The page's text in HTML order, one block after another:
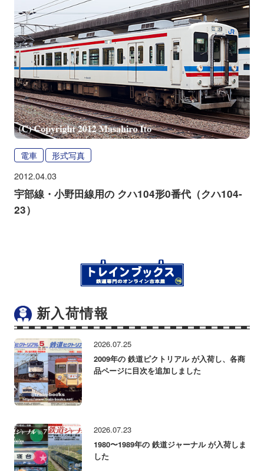
電車 形式写真
2012.04.03
宇部線・小野田線用の クハ104形0番代（クハ104-
23）
新入荷情報
2026.07.25
2009年の 鉄道ピクトリアル が入荷し、各商
品ページに目次を追加しました
2026.07.23
1980〜1989年の 鉄道ジャーナル が入荷しま
した